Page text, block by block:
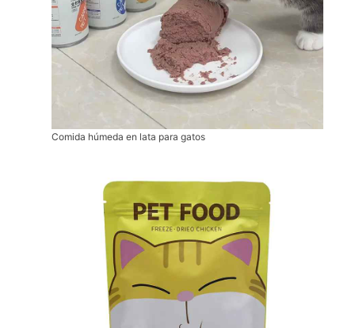
Comida húmeda en lata para gatos